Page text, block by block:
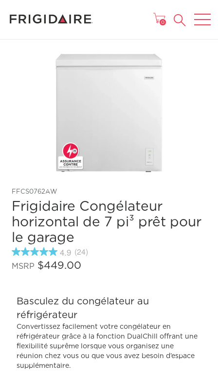
MENU
0
FFCS0762AW
Frigidaire Congélateur
horizontal de 7 pi³ prêt pour
le garage
4.9
étoiles
sur
de
note
moyenne.
Read
24
Reviews.
Lien
vers
la
4.9 (24)
MSRP $449.00
Basculez du congélateur au
réfrigérateur
Convertissez facilement votre congélateur en
réfrigérateur grâce à la fonction DualChill offrant une
flexibilité suprême lorsque vous organisez une
réunion chez vous ou que vous avez besoin d’espace
supplémentaire.